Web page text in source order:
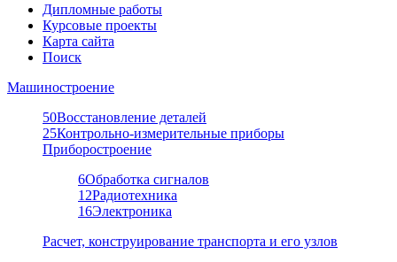
Дипломные работы
Курсовые проекты
Карта сайта
Поиск
Машиностроение
50Восстановление деталей
25Контрольно-измерительные приборы
Приборостроение
6Обработка сигналов
12Радиотехника
16Электроника
Расчет, конструирование транспорта и его узлов